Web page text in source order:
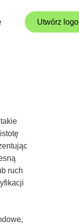
Utwórz logo
ruch